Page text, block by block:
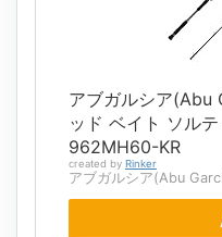
アブガルシア(Abu
ッド ベイト ソル
962MH60-KR
created by Rinker
アブガルシア(Abu